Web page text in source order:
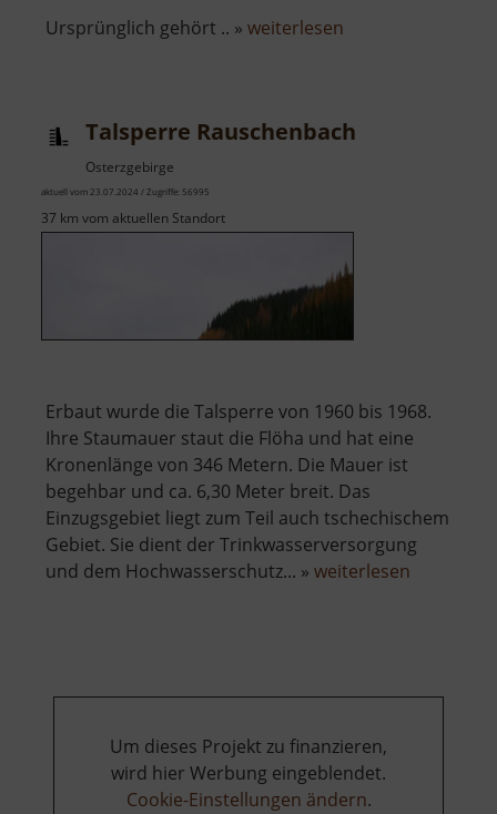
Ursprünglich gehört .. » weiterlesen
Talsperre Rauschenbach
Osterzgebirge
aktuell vom 23.07.2024 / Zugriffe: 56995
37 km vom aktuellen Standort
Erbaut wurde die Talsperre von 1960 bis 1968.
Ihre Staumauer staut die Flöha und hat eine
Kronenlänge von 346 Metern. Die Mauer ist
begehbar und ca. 6,30 Meter breit. Das
Einzugsgebiet liegt zum Teil auch tschechischem
Gebiet. Sie dient der Trinkwasserversorgung
und dem Hochwasserschutz... » weiterlesen
Um dieses Projekt zu finanzieren,
wird hier Werbung eingeblendet.
Cookie-Einstellungen ändern.